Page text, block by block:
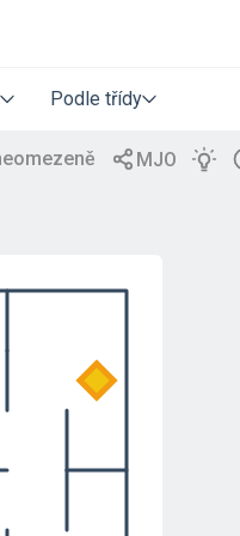
Podle třídy